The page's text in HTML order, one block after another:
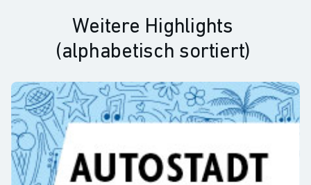
Weitere Highlights
(alphabetisch sortiert)